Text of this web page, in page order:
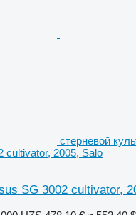
стерневой
cultivator, 2005, Salo
SG 3002 cultivator,